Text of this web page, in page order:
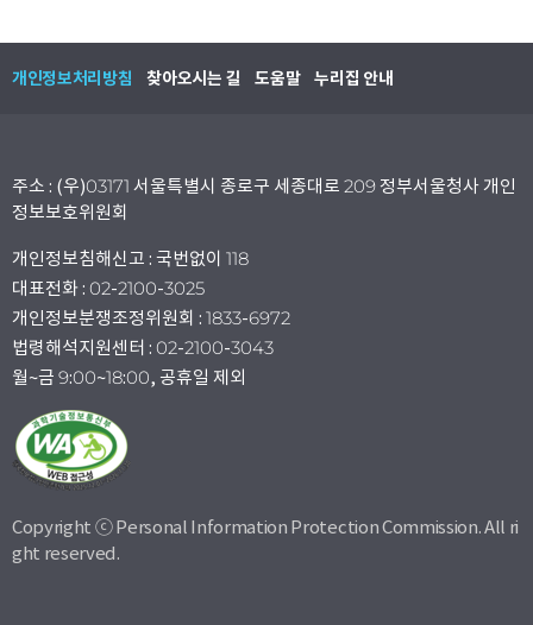
개인정보처리방침 찾아오시는 길 도움말 누리집 안내
주소 : (우)03171 서울특별시 종로구 세종대로 209 정부서울청사 개인
정보보호위원회
개인정보침해신고 : 국번없이 118
대표전화 : 02-2100-3025
개인정보분쟁조정위원회 : 1833-6972
법령해석지원센터 : 02-2100-3043
월~금 9:00~18:00, 공휴일 제외
Copyright ⓒ Personal Information Protection Commission. All ri
ght reserved.